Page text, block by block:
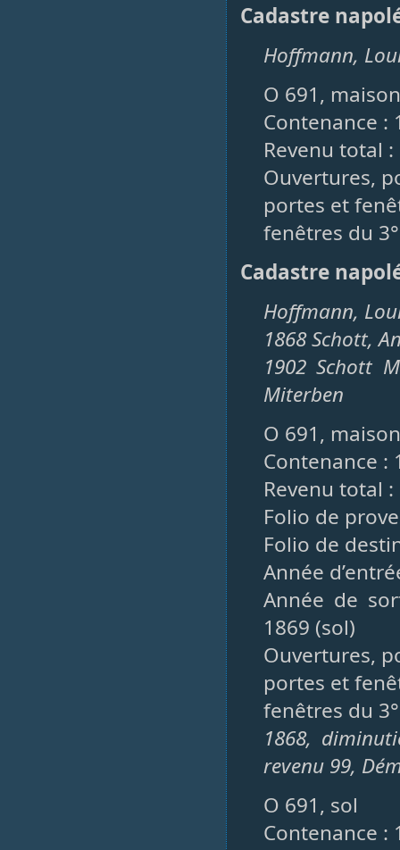
Cadastre
Hoffmann,
O 691,
Contenance :
Revenu total
Ouvertures,
portes et
fenêtres du
Cadastre
Hoffmann,
1868 Schott,
1902 Schott
Miterben
O 691,
Contenance :
Revenu total
Folio de
Folio de
Année
Année de
1869 (sol)
Ouvertures,
portes et
fenêtres du
1868,
revenu 99,
O 691, sol
Contenance :